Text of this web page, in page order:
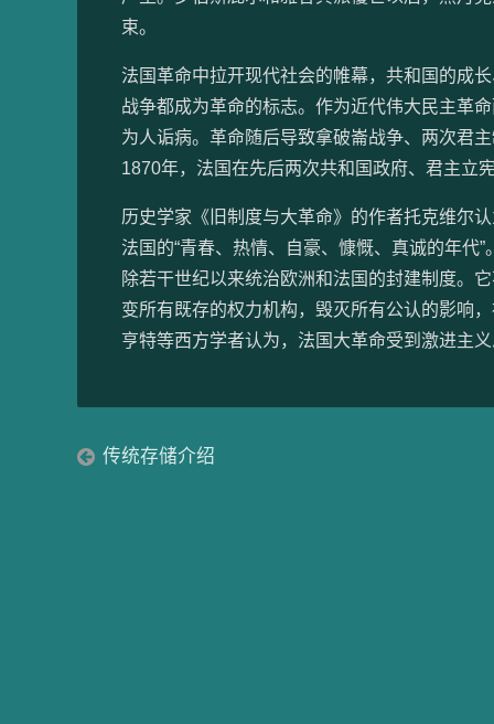
束。
法国革命中拉开现代社会的帷幕，共和国的成
战争都成为革命的标志。作为近代伟大民主革
为人诟病。革命随后导致拿破崙战争、两次君
1870年，法国在先后两次共和国政府、君主立
历史学家《旧制度与大革命》的作者托克维尔
法国的“青春、热情、自豪、慷慨、真诚的年代
除若干世纪以来统治欧洲和法国的封建制度。
变所有既存的权力机构，毁灭所有公认的影响
亨特等西方学者认为，法国大革命受到激进主
传统存储介绍